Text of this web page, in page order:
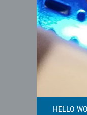
HELLO